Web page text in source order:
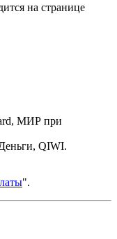
на странице
МИР при
QIWI.
".